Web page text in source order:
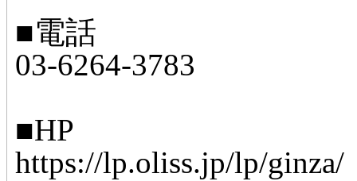
■電話
03-6264-3783
■HP
https://lp.oliss.jp/lp/ginza/